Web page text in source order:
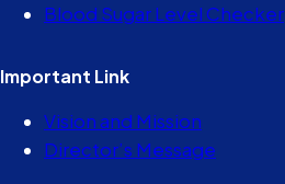
Blood Sugar Level Checker
Important Link
Vision and Mission
Director’s Message